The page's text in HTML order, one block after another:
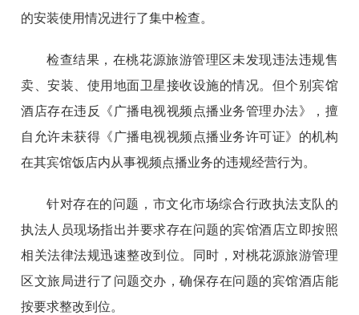
的安装使用情况进行了集中检查。
检查结果，在桃花源旅游管理区未发现违法违规售
卖、安装、使用地面卫星接收设施的情况。但个别宾馆
酒店存在违反《广播电视视频点播业务管理办法》，擅
自允许未获得《广播电视视频点播业务许可证》的机构
在其宾馆饭店内从事视频点播业务的违规经营行为。
针对存在的问题，市文化市场综合行政执法支队的
执法人员现场指出并要求存在问题的宾馆酒店立即按照
相关法律法规迅速整改到位。同时，对桃花源旅游管理
区文旅局进行了问题交办，确保存在问题的宾馆酒店能
按要求整改到位。